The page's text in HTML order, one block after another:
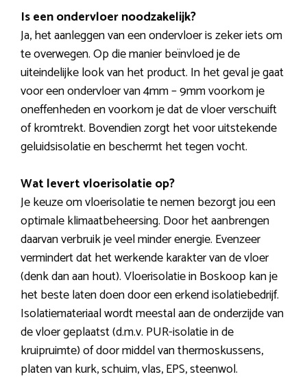
Is een ondervloer noodzakelijk?
Ja, het aanleggen van een ondervloer is zeker iets om
te overwegen. Op die manier beïnvloed je de
uiteindelijke look van het product. In het geval je gaat
voor een ondervloer van 4mm – 9mm voorkom je
oneffenheden en voorkom je dat de vloer verschuift
of kromtrekt. Bovendien zorgt het voor uitstekende
geluidsisolatie en beschermt het tegen vocht.
Wat levert vloerisolatie op?
Je keuze om vloerisolatie te nemen bezorgt jou een
optimale klimaatbeheersing. Door het aanbrengen
daarvan verbruik je veel minder energie. Evenzeer
vermindert dat het werkende karakter van de vloer
(denk dan aan hout). Vloerisolatie in Boskoop kan je
het beste laten doen door een erkend isolatiebedrijf.
Isolatiemateriaal wordt meestal aan de onderzijde van
de vloer geplaatst (d.m.v. PUR-isolatie in de
kruipruimte) of door middel van thermoskussens,
platen van kurk, schuim, vlas, EPS, steenwol.